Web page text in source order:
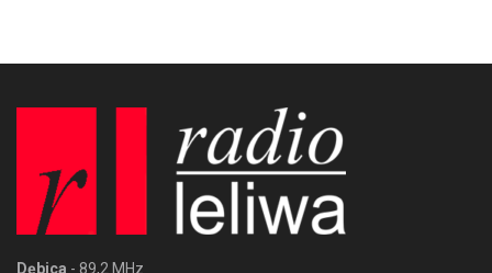
Dębica - 89,2 MHz